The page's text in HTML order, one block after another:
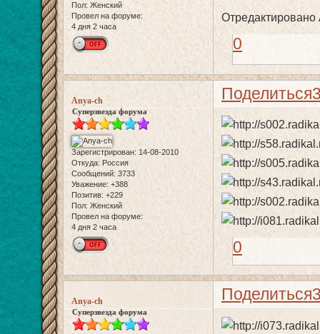
Пол: Женский
Провел на форуме:
4 дня 2 часа
Отредактировано
0
Поделиться
Anya-ch
Суперзвезда форума
Зарегистрирован: 14-08-2010
Откуда: Россия
Сообщений: 3733
Уважение: +388
Позитив: +229
Пол: Женский
Провел на форуме:
4 дня 2 часа
0
Поделиться
Anya-ch
Суперзвезда форума